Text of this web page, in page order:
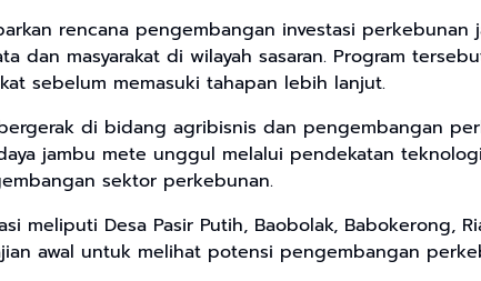
rencana pengembangan investasi
dan masyarakat di wilayah sasaran. Program
sebelum memasuki tahapan lebih lanjut.
di bidang agribisnis dan pengembangan
jambu mete unggul melalui pendekatan
sektor perkebunan.
meliputi Desa Pasir Putih, Baobolak, Babokerong,
awal untuk melihat potensi pengembangan